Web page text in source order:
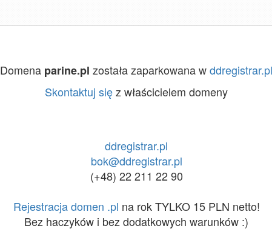
Domena parine.pl została zaparkowana wddregistrar.pl
Skontaktuj sięz właścicielem domeny
ddregistrar.pl
bok@ddregistrar.pl
(+48) 22 211 22 90
Rejestracja domen .pl na rok TYLKO 15 PLN netto!
Bez haczyków i bez dodatkowych warunków :)